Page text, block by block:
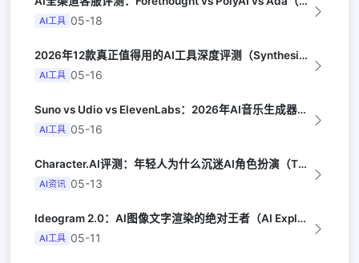
AI工具 05-18
2026年12款真正值得用的AI工具深度评测（Synthesia评选）
AI工具 05-16
Suno vs Udio vs ElevenLabs：2026年AI音乐生成器三...
AI工具 05-16
Character.AI评测：年轻人为什么沉迷AI角色扮演（The Atlant...
AI资讯 05-13
Ideogram 2.0：AI图像文字渲染的绝对王者（AI Explained）
AI工具 05-11